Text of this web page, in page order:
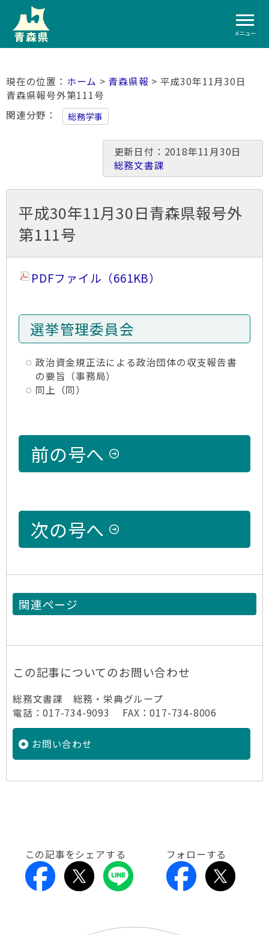
メニュー
ホーム > 青森県報 > 平成30年11月30日
青森県報号外第111号
関連分野
総務学事
更新日付：2018年11月30日
総務文書課
平成30年11月30日青森県報号外
第111号
PDFファイル（661KB）
選挙管理委員会
政治資金規正法による政治団体の収支報告書
の要旨（事務局）
同上（同）
前の号へ
次の号へ
関連ページ
この記事についてのお問い合わせ
総務文書課 総務・栄典グループ
電話：017-734-9093 FAX：017-734-8006
お問い合わせ
この記事をシェアする フォローする